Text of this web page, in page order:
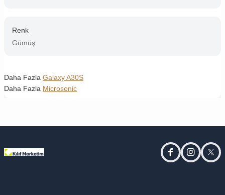
Renk
Gümüş
Daha Fazla Galaxy A30S
Daha Fazla Microsonic
facebookinstagram